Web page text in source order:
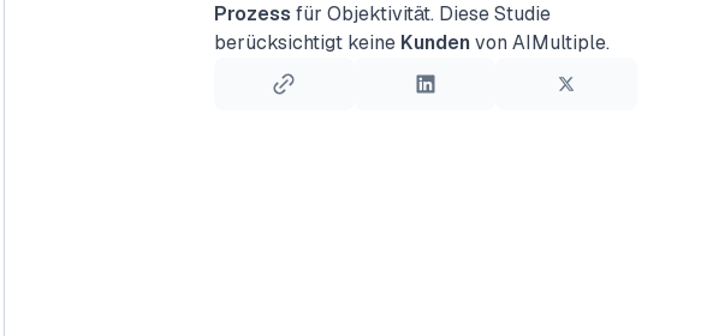
Prozess für Objektivität. Diese Studie
berücksichtigt keine Kundenvon AIMultiple.